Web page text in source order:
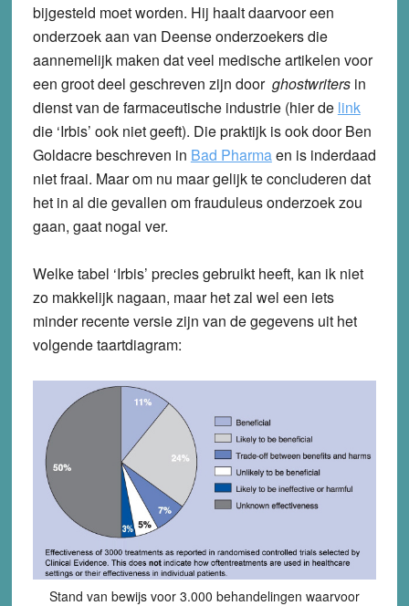
bijgesteld moet worden. Hij haalt daarvoor een
onderzoek aan van Deense onderzoekers die
aannemelijk maken dat veel medische artikelen voor
een groot deel geschreven zijn door ghostwritersin
dienst van de farmaceutische industrie (hier de link
die ‘Irbis’ ook niet geeft). Die praktijk is ook door Ben
Goldacre beschreven in Bad Pharmaen is inderdaad
niet fraai. Maar om nu maar gelijk te concluderen dat
het in al die gevallen om frauduleus onderzoek zou
gaan, gaat nogal ver.
Welke tabel ‘Irbis’ precies gebruikt heeft, kan ik niet
zo makkelijk nagaan, maar het zal wel een iets
minder recente versie zijn van de gegevens uit het
volgende taartdiagram:
Stand van bewijs voor 3.000 behandelingen waarvoor